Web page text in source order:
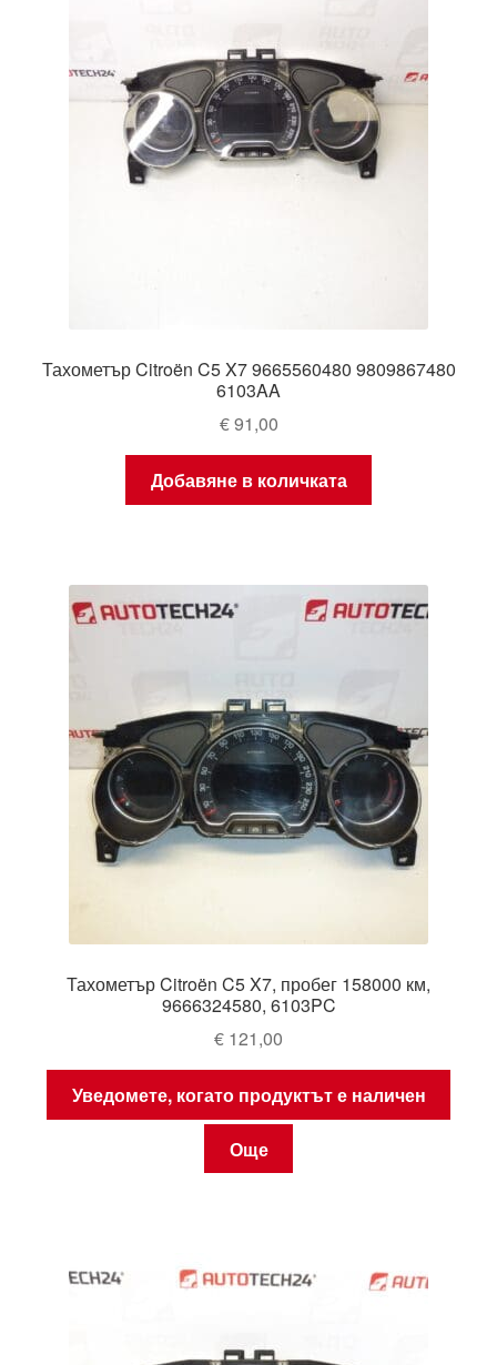
Тахометър Citroën C5 X7 9665560480 9809867480
6103AA
€91,00
Добавяне в количката
Тахометър Citroën C5 X7, пробег 158000 км,
9666324580, 6103PC
€ 121,00
Уведомете, когато продуктът е наличен
Още